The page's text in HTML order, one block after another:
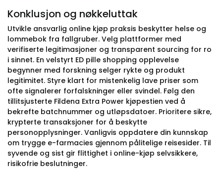
Konklusjon og nøkkeluttak
Utvikle ansvarlig online kjøp praksis beskytter helse og
lommebok fra fallgruber. Velg plattformer med
verifiserte legitimasjoner og transparent sourcing for ro
i sinnet. En velstyrt ED pille shopping opplevelse
begynner med forskning selger rykte og produkt
legitimitet. Styre klart for mistenkelig lave priser som
ofte signalerer forfalskninger eller svindel. Følg den
tillitsjusterte Fildena Extra Power kjøpestien ved å
bekrefte batchnummer og utløpsdatoer. Prioritere sikre,
krypterte transaksjoner for å beskytte
personopplysninger. Vanligvis oppdatere din kunnskap
om trygge e-farmacies gjennom pålitelige reisesider. Til
syvende og sist gir flittighet i online-kjøp selvsikkere,
risikofrie beslutninger.